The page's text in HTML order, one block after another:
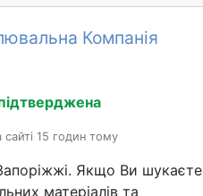
Компанія
сайті 15 годин тому
Якщо Ви шукаєте
матеріалів та